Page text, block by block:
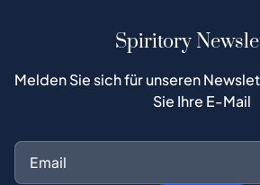
Spiritory
Melden Sie sich für unseren
Sie Ihre E-Mail